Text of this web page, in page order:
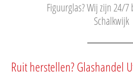
Figuurglas? Wij zijn 24/
Schalkwijk
Ruit herstellen? Glashandel